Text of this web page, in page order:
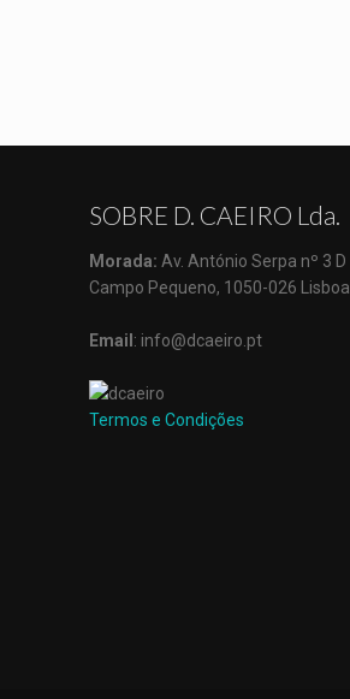
SOBRE D. CAEIRO Lda.
Morada: Av. António Serpa nº 3 D
Campo Pequeno, 1050-026 Lisboa
Email : info@dcaeiro.pt
Termos e Condições